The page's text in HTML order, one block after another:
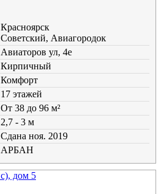
Красноярск
Советский, Авиагородок
Авиаторов ул, 4е
Кирпичный
Комфорт
17 этажей
От 38 до 96 м²
2,7 - 3 м
Cдана ноя. 2019
АРБАН